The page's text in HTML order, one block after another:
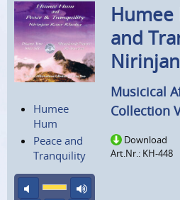
Menü Suche
Humee
Hum
Peace and
Tranquility
Ton aus
Humee
and
Musicical
Collection
Download
Art.Nr.: KH-448